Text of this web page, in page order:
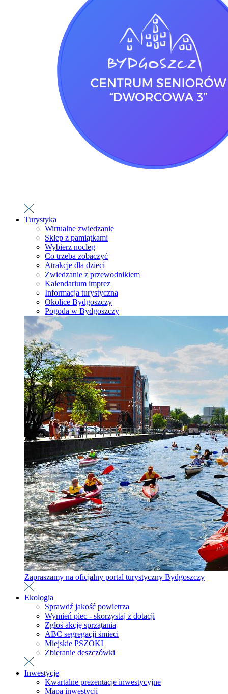
Turystyka
Wirtualne zwiedzanie
Sklep z pamiątkami
Wybierz nocleg
Co trzeba zobaczyć
Atrakcje dla dzieci
Zwiedzanie z przewodnikiem
Kalendarium imprez
Informacja turystyczna
Okolice Bydgoszczy
Pogoda w Bydgoszczy
Zapraszamy na oficjalny portal turystyczny Bydgoszczy
Ekologia
Sprawdź jakość powietrza
Wymień piec - skorzystaj z dotacji
Zgłoś akcję sprzątania
ABC segregacji śmieci
Miejskie PSZOKI
Zbieranie deszczówki
Inwestycje
Kwartalne prezentacje inwestycyjne
Mapa inwestycji